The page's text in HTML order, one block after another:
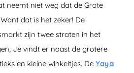
neemt niet weg dat de Grote
dat is het zeker! De
zijn twee straten in het
Je vindt er naast de grotere
en kleine winkeltjes. De Yaya